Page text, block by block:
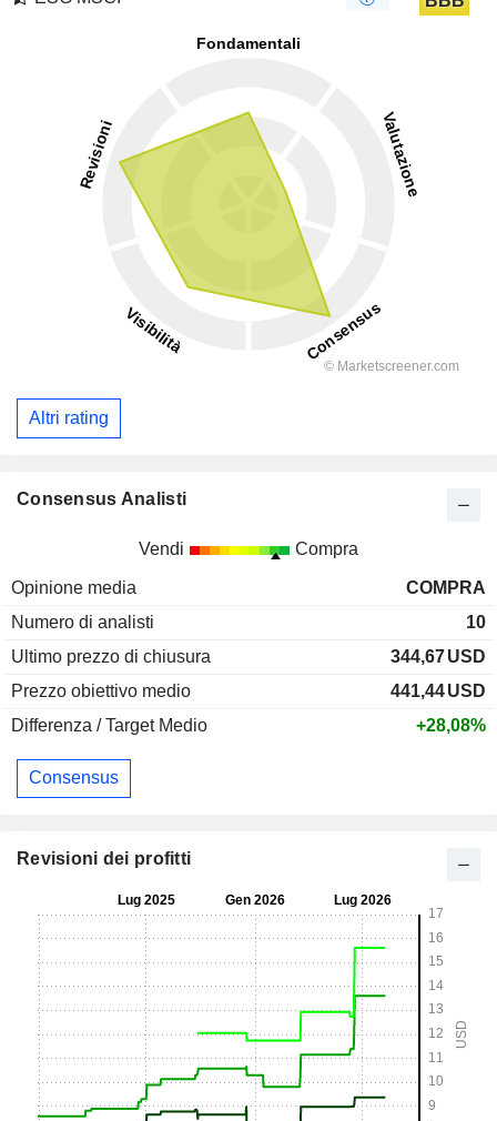
Altri rating
Consensus Analisti
Vendi Compra
Opinione media
COMPRA
Numero di analisti
10
Ultimo prezzo di chiusura
344,67USD
Prezzo obiettivo medio
441,44USD
Differenza / Target Medio
+28,08%
Consensus
Revisioni dei profitti